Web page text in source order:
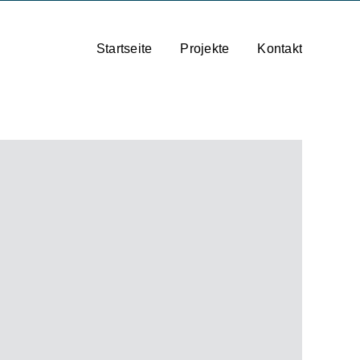
Startseite Projekte Kontakt